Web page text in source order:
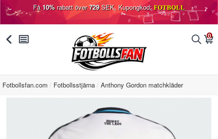
Få10%rabatt över729SEK, Kupongkod: FOTBOLL
󰅯 󰂩 󰂨 0
󰃦
Fotbollsfan.com Fotbollsstjärna Anthony Gordon matchkläder